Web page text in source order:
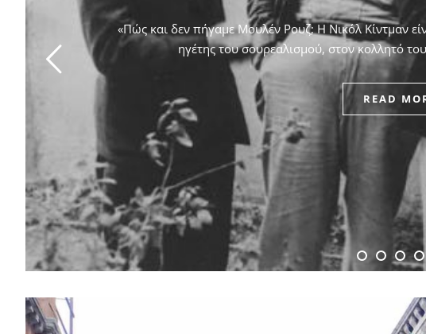
«Πώς και δεν πήγαμε Μουλέν Ρουζ; Η Νικόλ Κίντμαν
ηγέτης του σουρεαλισμού, στον κολλητό
READ